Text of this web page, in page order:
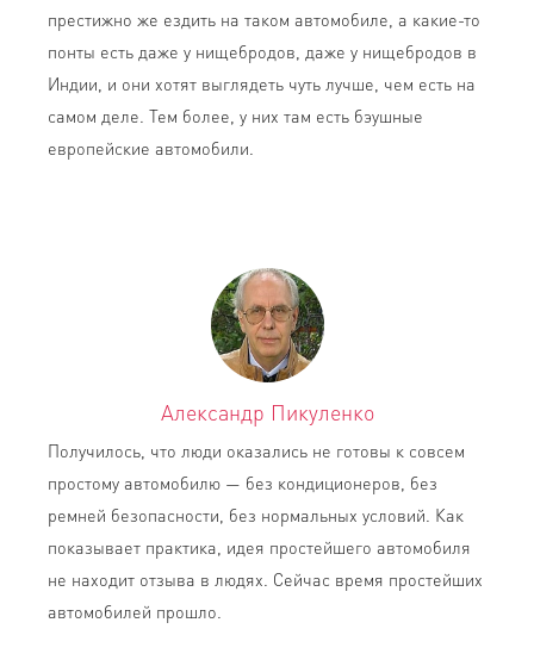
престижно же ездить на таком автомобиле, а какие-то
понты есть даже у нищебродов, даже у нищебродов в
Индии, и они хотят выглядеть чуть лучше, чем есть на
самом деле. Тем более, у них там есть бэушные
европейские автомобили.
Александр Пикуленко
Получилось, что люди оказались не готовы к совсем
простому автомобилю — без кондиционеров, без
ремней безопасности, без нормальных условий. Как
показывает практика, идея простейшего автомобиля
не находит отзыва в людях. Сейчас время простейших
автомобилей прошло.